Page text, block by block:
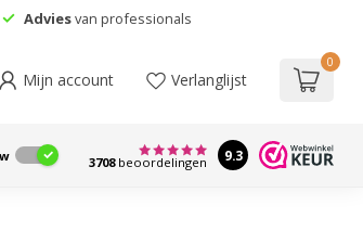
Adviesvan professionals
Mijn account Verlanglijst
0
3708beoordelingen 9.3